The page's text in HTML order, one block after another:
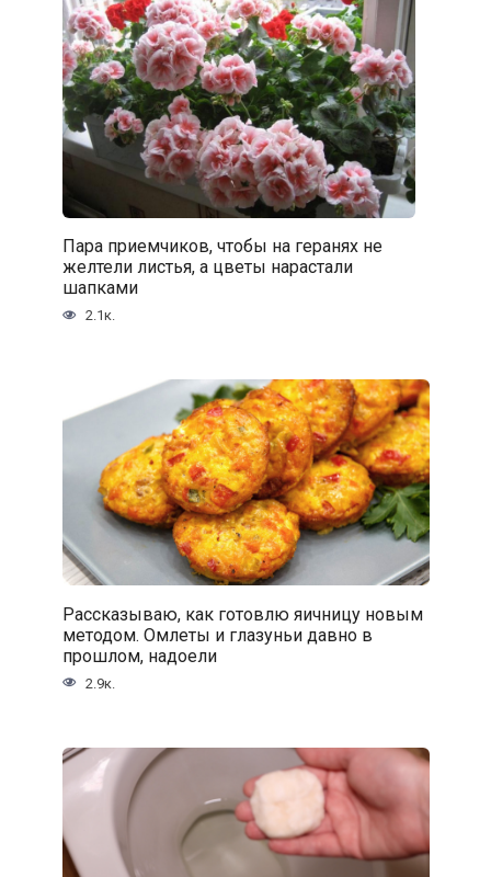
Пара приемчиков, чтобы на геранях не
желтели листья, а цветы нарастали
шапками
2.1к.
Рассказываю, как готовлю яичницу новым
методом. Омлеты и глазуньи давно в
прошлом, надоели
2.9к.